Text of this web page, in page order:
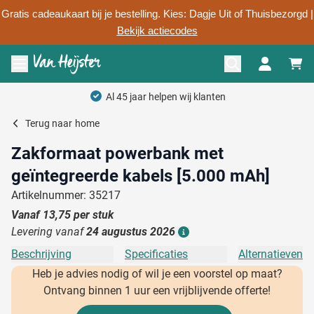
Gratis cadeaukaart bij je bestelling. Kies: Dagje Uit of Thuisbezorgd |
Bekijk actiecodes
Ga naar de inhoud
Menu openen
Terug naar home
Zakformaat powerbank met
geïntegreerde kabels [5.000 mAh]
Artikelnummer: 35217
Vanaf 13,75 per stuk
Levering vanaf24 augustus 2026
Beschrijving Specificaties
Alternatieven
Heb je advies nodig of wil je een voorstel op maat?
Ontvang binnen 1 uur een vrijblijvende offerte!